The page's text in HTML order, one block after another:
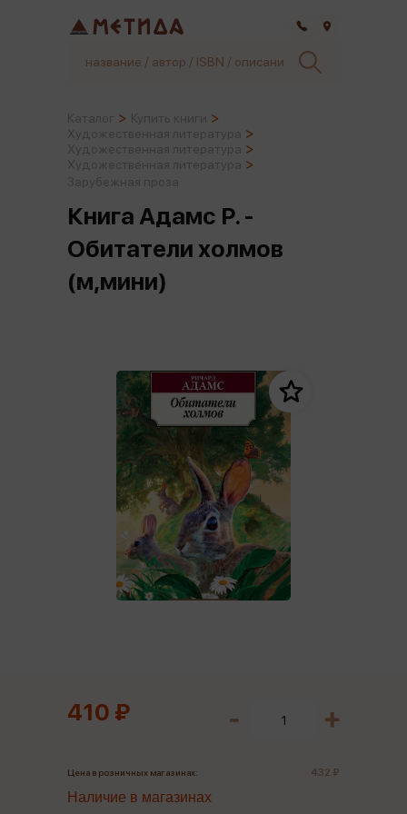
Книга Адамс Р. -
Обитатели холмов
(м,мини)
410 ₽
Цена в розничных магазинах: 432 ₽
Наличие в магазинах